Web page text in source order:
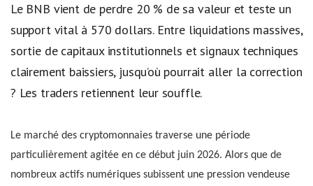
Le BNB vient de perdre 20 % de sa valeur et teste un
support vital à 570 dollars. Entre liquidations massives,
sortie de capitaux institutionnels et signaux techniques
clairement baissiers, jusqu’où pourrait aller la correction
? Les traders retiennent leur souffle.
Le marché des cryptomonnaies traverse une période
particulièrement agitée en ce début juin 2026. Alors que de
nombreux actifs numériques subissent une pression vendeuse